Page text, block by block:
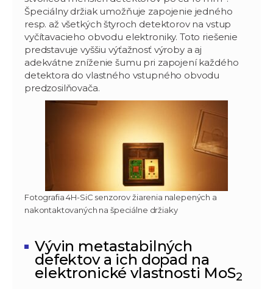
Špeciálny držiak umožňuje zapojenie jedného
resp. až všetkých štyroch detektorov na vstup
vyčítavacieho obvodu elektroniky. Toto riešenie
predstavuje vyššiu výťažnosť výroby a aj
adekvátne zníženie šumu pri zapojení každého
detektora do vlastného vstupného obvodu
predzosilňovača.
Fotografia 4H-SiC senzorov žiarenia nalepených a
nakontaktovaných na špeciálne držiaky
Vývin metastabilných
defektov a ich dopad na
elektronické vlastnosti MoS2